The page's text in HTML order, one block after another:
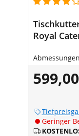
Royal
Geringer